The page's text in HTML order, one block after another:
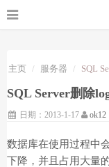
主页 服务器 SQL
SQL Server删除
日期：2013-1-17 ok12
数据库在使用过程中
下降，并且占用大量